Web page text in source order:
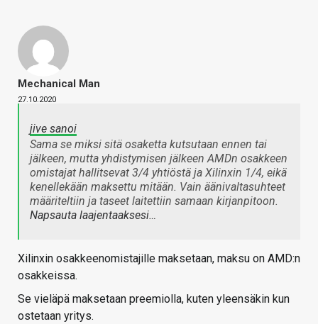
Mechanical Man
27.10.2020
jive sanoi
Sama se miksi sitä osaketta kutsutaan ennen tai
jälkeen, mutta yhdistymisen jälkeen AMDn osakkeen
omistajat hallitsevat 3/4 yhtiöstä ja Xilinxin 1/4, eikä
kenellekään maksettu mitään. Vain äänivaltasuhteet
määriteltiin ja taseet laitettiin samaan kirjanpitoon.
Napsauta laajentaaksesi…
Xilinxin osakkeenomistajille maksetaan, maksu on AMD:n
osakkeissa.
Se vieläpä maksetaan preemiolla, kuten yleensäkin kun
ostetaan yritys.